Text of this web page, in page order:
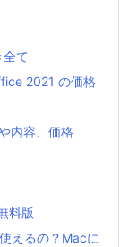
て
2021 の価格
内容、価格
料版
えるの？Macに